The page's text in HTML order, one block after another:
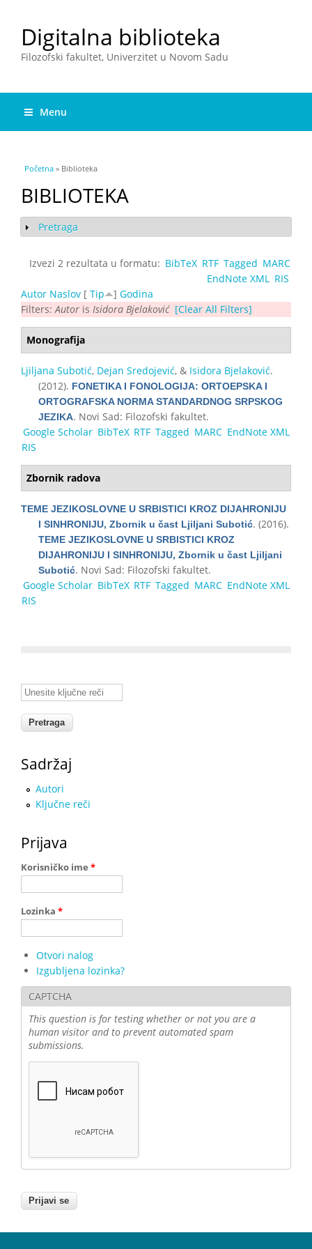
Digitalna biblioteka
Filozofski fakultet, Univerzitet u Novom Sadu
Menu
You are here
Početna » Biblioteka
BIBLIOTEKA
Show
Pretraga
Izvezi 2 rezultata u formatu: BibTeX RTF Tagged MARC
EndNote XML
RIS
Autor Naslov [ Tip ] Godina
Filters: Autor is Isidora Bjelaković [Clear All Filters]
Monografija
Ljiljana Subotić, Dejan Sredojević, & Isidora Bjelaković.
(2012). FONETIKA I FONOLOGIJA: ORTOEPSKA I
ORTOGRAFSKA NORMA STANDARDNOG SRPSKOG
JEZIKA. Novi Sad: Filozofski fakultet.
Google Scholar BibTeX RTF Tagged MARC EndNote XML
RIS
Zbornik radova
TEME JEZIKOSLOVNE U SRBISTICI KROZ DIJAHRONIJU
I SINHRONIJU, Zbornik u čast Ljiljani Subotić. (2016).
TEME JEZIKOSLOVNE U SRBISTICI KROZ
DIJAHRONIJU I SINHRONIJU, Zbornik u čast Ljiljani
Subotić. Novi Sad: Filozofski fakultet.
Google Scholar BibTeX RTF Tagged MARC EndNote XML
RIS
Unesite ključne reči
Sadržaj
Autori
Ključne reči
Prijava
Korisničko ime *
Lozinka *
Otvori nalog
Izgubljena lozinka?
CAPTCHA
This question is for testing whether or not you are a
human visitor and to prevent automated spam
submissions.